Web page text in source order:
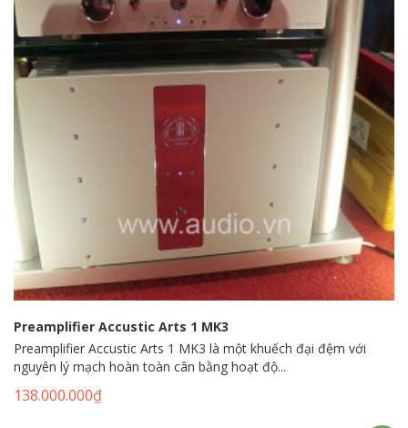
Preamplifier Accustic Arts 1 MK3
Preamplifier Accustic Arts 1 MK3 là một khuếch đại đệm với
nguyên lý mạch hoàn toàn cân bằng hoạt độ...
138.000.000₫